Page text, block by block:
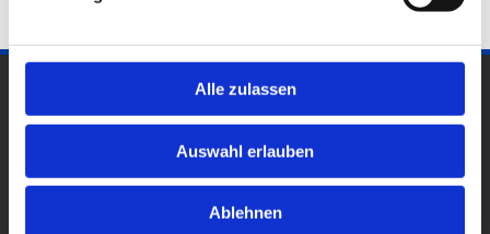
Alle zulassen
Auswahl erlauben
Ablehnen
Steuerberater Reinhold Lange
Bremer Straße 70
 04281 7688